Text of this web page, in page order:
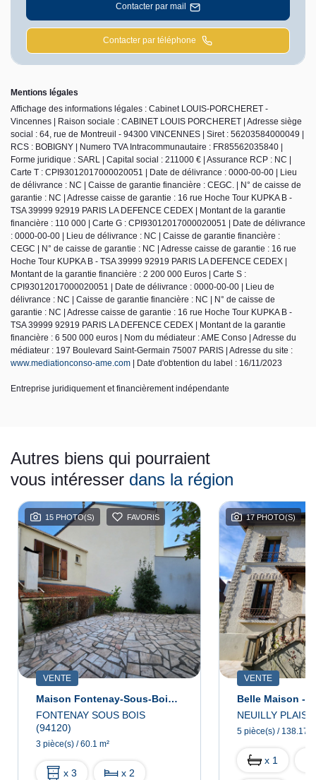
Contacter par mail
Contacter par téléphone
Mentions légales
Affichage des informations légales : Cabinet LOUIS-PORCHERET -
Vincennes | Raison sociale : CABINET LOUIS PORCHERET | Adresse siège
social : 64, rue de Montreuil - 94300 VINCENNES | Siret : 56203584000049 |
RCS : BOBIGNY | Numero TVA Intracommunautaire : FR85562035840 |
Forme juridique : SARL | Capital social : 211000 € | Assurance RCP : NC |
Carte T : CPI93012017000020051 | Date de délivrance : 0000-00-00 | Lieu
de délivrance : NC | Caisse de garantie financière : CEGC. | N° de caisse de
garantie : NC | Adresse caisse de garantie : 16 rue Hoche Tour KUPKA B -
TSA 39999 92919 PARIS LA DEFENCE CEDEX | Montant de la garantie
financière : 110 000 | Carte G : CPI93012017000020051 | Date de délivrance
: 0000-00-00 | Lieu de délivrance : NC | Caisse de garantie financière :
CEGC | N° de caisse de garantie : NC | Adresse caisse de garantie : 16 rue
Hoche Tour KUPKA B - TSA 39999 92919 PARIS LA DEFENCE CEDEX |
Montant de la garantie financière : 2 200 000 Euros | Carte S :
CPI93012017000020051 | Date de délivrance : 0000-00-00 | Lieu de
délivrance : NC | Caisse de garantie financière : NC | N° de caisse de
garantie : NC | Adresse caisse de garantie : 16 rue Hoche Tour KUPKA B -
TSA 39999 92919 PARIS LA DEFENCE CEDEX | Montant de la garantie
financière : 6 500 000 euros | Nom du médiateur : AME Conso | Adresse du
médiateur : 197 Boulevard Saint-Germain 75007 PARIS | Adresse du site :
www.mediationconso-ame.com | Date d'obtention du label : 16/11/2023
Entreprise juridiquement et financièrement indépendante
Autres biens qui pourraient
vous intéresser dans la région
15 PHOTO(S) FAVORIS
VENTE
Maison Fontenay-Sous-Bois 3 Pièce(s)
FONTENAY SOUS BOIS
(94120)
3 pièce(s) / 60.1 m²
x 3 x 2
17 PHOTO(S)
VENTE
NEUILLY
5 pièce(s) / 138.17
x 1